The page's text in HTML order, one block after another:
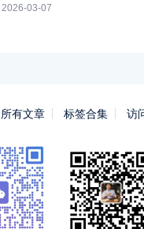
2026-03-07
所有文章 标签合集 访